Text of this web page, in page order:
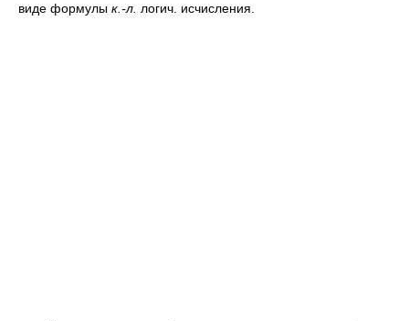
виде формулы к.-л. логич. исчисления.